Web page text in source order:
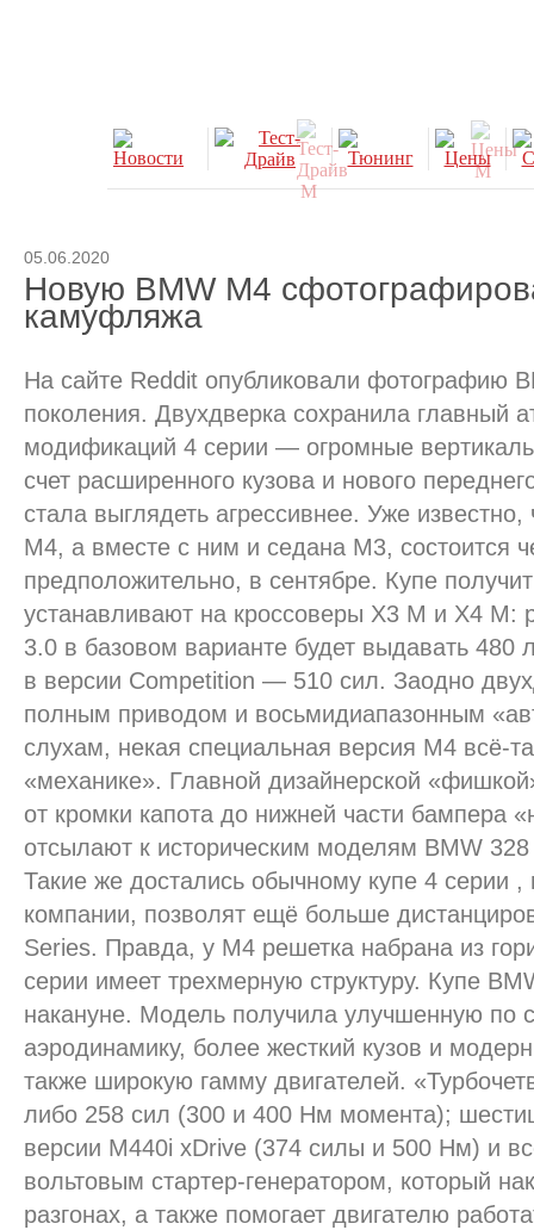
05.06.2020
Новую BMW M4
камуфляжа
На сайте Reddit опубликовали фотографию
поколения. Двухдверка сохранила главный
модификаций 4 серии — огромные
счет расширенного кузова и нового
стала выглядеть агрессивнее. Уже
M4, а вместе с ним и седана M3, состоится
предположительно, в сентябре. Купе
устанавливают на кроссоверы X3 M и X4 M:
3.0 в базовом варианте будет выдавать
в версии Competition — 510 сил. Заодно
полным приводом и восьмидиапазонным
слухам, некая специальная версия M4 всё-
«механике». Главной дизайнерской
от кромки капота до нижней части бампера
отсылают к историческим моделям BMW
Такие же достались обычному купе 4 серии
компании, позволят ещё больше
Series. Правда, у M4 решетка набрана из
серии имеет трехмерную структуру. Купе
накануне. Модель получила улучшенную по
аэродинамику, более жесткий кузов и
также широкую гамму двигателей.
либо 258 сил (300 и 400 Нм момента);
версии M440i xDrive (374 силы и 500 Нм) и
вольтовым стартер-генератором, который
разгонах, а также помогает двигателю